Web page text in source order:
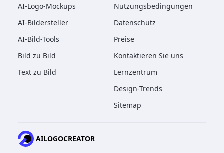
AI-Logo-Mockups
AI-Bildersteller
AI-Bild-Tools
Bild zu Bild
Text zu Bild
Nutzungsbedingungen
Datenschutz
Preise
Kontaktieren Sie uns
Lernzentrum
Design-Trends
Sitemap
AILOGOCREATOR